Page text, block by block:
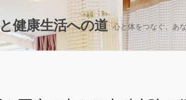
健康生活への道 心と体をつなぐ、あ